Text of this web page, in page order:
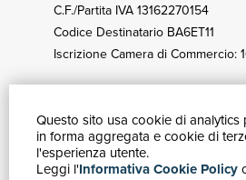
Questo sito usa cookie di
in forma aggregata e cookie di
l'esperienza utente.
Leggi l'Informativa Cookie Policy
C.F./Partita IVA 13162270154
Codice Destinatario BA6ET11
Iscrizione Camera di Commercio:
GUIDA
Catalogo
Ricerca avanzata